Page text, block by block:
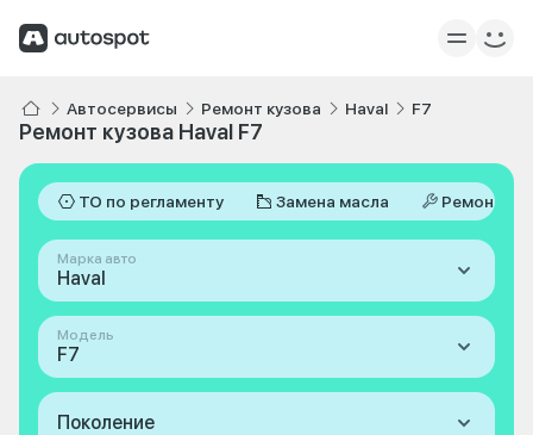
Автосервисы Ремонт кузова Haval F7
Ремонт кузова Haval F7
ТО по регламенту Замена масла Ремонт
Марка авто
Haval
Модель
F7
Поколение